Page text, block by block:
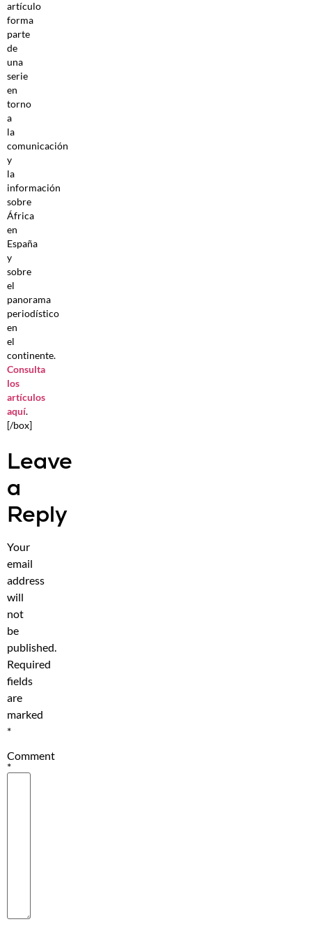
artículo
forma
parte
de
una
serie
en
torno
a
la
comunicación
y
la
información
sobre
África
en
España
y
sobre
el
panorama
periodístico
en
el
continente.
Consulta
los
artículos
aquí.
[/box]
Leave
a
Reply
Your
email
address
will
not
be
published.
Required
fields
are
marked
*
Comment
*